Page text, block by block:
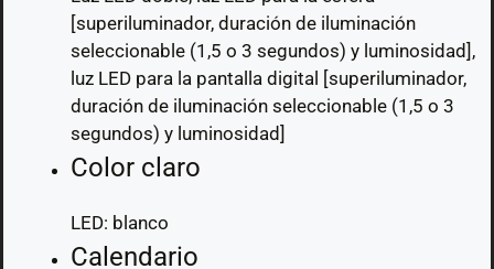
[superiluminador, duración de iluminación
seleccionable (1,5 o 3 segundos) y luminosidad],
luz LED para la pantalla digital [superiluminador,
duración de iluminación seleccionable (1,5 o 3
segundos) y luminosidad]
Color claro
LED: blanco
Calendario